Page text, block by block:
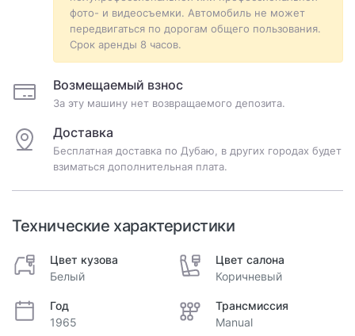
фото- и видеосъемки. Автомобиль не может
передвигаться по дорогам общего пользования.
Срок аренды 8 часов.
Возмещаемый взнос
За эту машину нет возвращаемого депозита.
Доставка
Бесплатная доставка по Дубаю, в других городах будет
взиматься дополнительная плата.
Технические характеристики
Цвет кузова
Белый
Цвет салона
Коричневый
Год
1965
Трансмиссия
Manual